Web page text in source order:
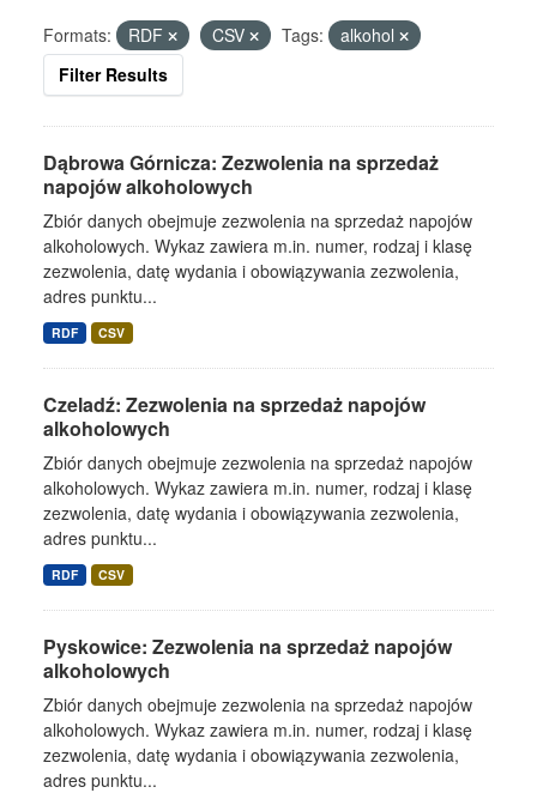
Formats: RDF CSV Tags:
alkohol
Filter Results
Dąbrowa Górnicza: Zezwolenia na sprzedaż
napojów alkoholowych
Zbiór danych obejmuje zezwolenia na sprzedaż napojów
alkoholowych. Wykaz zawiera m.in. numer, rodzaj i klasę
zezwolenia, datę wydania i obowiązywania zezwolenia,
adres punktu...
RDF CSV
Czeladź: Zezwolenia na sprzedaż napojów
alkoholowych
Zbiór danych obejmuje zezwolenia na sprzedaż napojów
alkoholowych. Wykaz zawiera m.in. numer, rodzaj i klasę
zezwolenia, datę wydania i obowiązywania zezwolenia,
adres punktu...
RDF CSV
Pyskowice: Zezwolenia na sprzedaż napojów
alkoholowych
Zbiór danych obejmuje zezwolenia na sprzedaż napojów
alkoholowych. Wykaz zawiera m.in. numer, rodzaj i klasę
zezwolenia, datę wydania i obowiązywania zezwolenia,
adres punktu...